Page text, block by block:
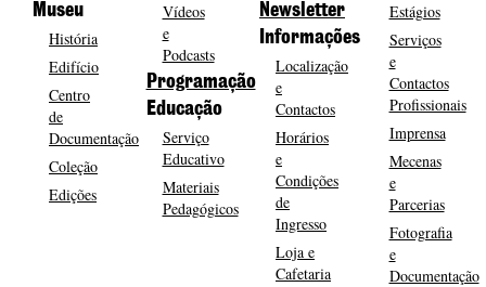
Museu
História
Edifício
Centro
de
Documentação
Coleção
Edições
Vídeos
e
Podcasts
Programação
Educação
Serviço
Educativo
Materiais
Pedagógicos
Newsletter
Informações
Localização
e
Contactos
Horários
e
Condições
de
Ingresso
Loja e
Cafetaria
Estágios
Serviços
e
Contactos
Profissionais
Imprensa
Mecenas
e
Parcerias
Fotografia
e
Documentação